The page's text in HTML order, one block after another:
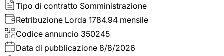
Tipo di contratto Somministrazione
Retribuzione Lorda 1784.94 mensile
Codice annuncio 350245
Data di pubblicazione 8/8/2026